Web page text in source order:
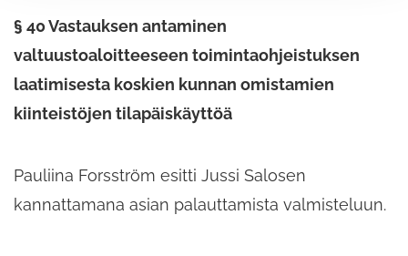
§ 40 Vastauksen antaminen
valtuustoaloitteeseen toimintaohjeistuksen
laatimisesta koskien kunnan omistamien
kiinteistöjen tilapäiskäyttöä
Pauliina Forsström esitti Jussi Salosen
kannattamana asian palauttamista valmisteluun.